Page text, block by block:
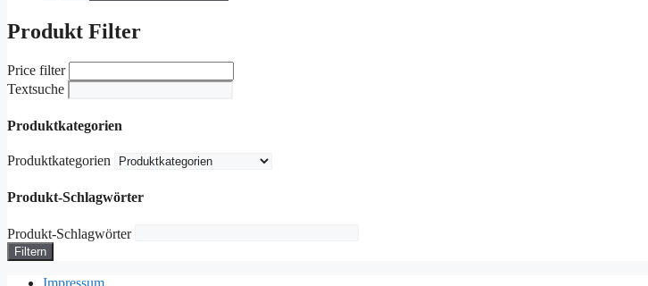
Produkt Filter
Price filter
Textsuche
Produktkategorien
Produktkategorien
Produkt-Schlagwörter
Produkt-Schlagwörter
Filtern
Impressum